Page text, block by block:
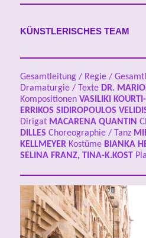
KÜNSTLERISCHES TEAM
Gesamtleitung / Regie /
Dramaturgie / Texte DR.
Kompositionen VASILIKI
ERRIKOS SIDIROPOULOS
Dirigat MACARENA QUANTIN
DILLES Choreographie / Tanz
KELLMEYERKostüme BIANKA
SELINA FRANZ, TINA-K.KOST